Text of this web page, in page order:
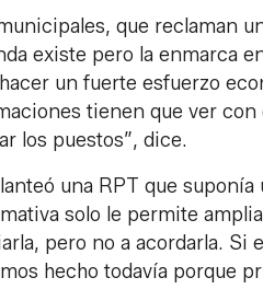
que reclaman
existe pero la enmarca
un fuerte esfuerzo
tienen que ver
los puestos”, dice.
una RPT que
solo le permite
pero no a acordarla. Si
hecho todavía porque